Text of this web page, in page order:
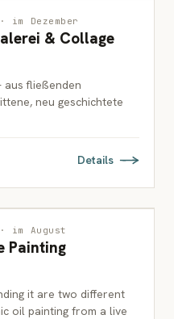
Dezember
& Collage
aus fließenden
neu geschichtete
Details
im August
Painting
it are two different
oil painting from a live